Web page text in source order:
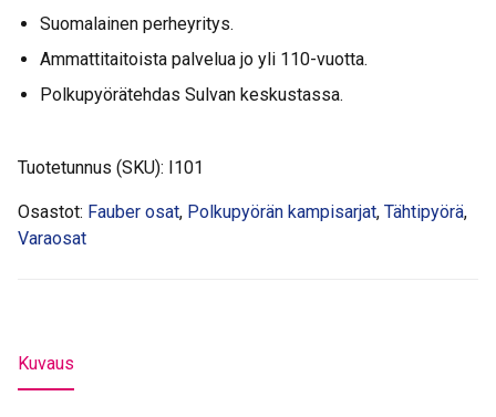
Suomalainen perheyritys.
Ammattitaitoista palvelua jo yli 110-vuotta.
Polkupyörätehdas Sulvan keskustassa.
Tuotetunnus (SKU): I101
Osastot: Fauber osat, Polkupyörän kampisarjat, Tähtipyörä,
Varaosat
Kuvaus